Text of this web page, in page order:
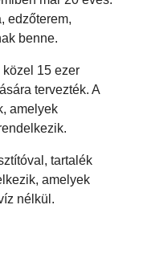
edzőterem,
benne.
15 ezer
tervezték. A
amelyek
tartalék
amelyek
nélkül.